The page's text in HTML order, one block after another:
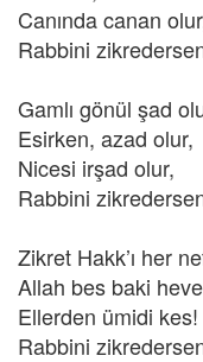
Canında canan
Rabbini
Gamlı gönül şad
Esirken, azad olur,
Nicesi irşad olur,
Rabbini
Zikret Hakk’ı her
Allah bes baki
Ellerden ümidi kes!
Rabbini